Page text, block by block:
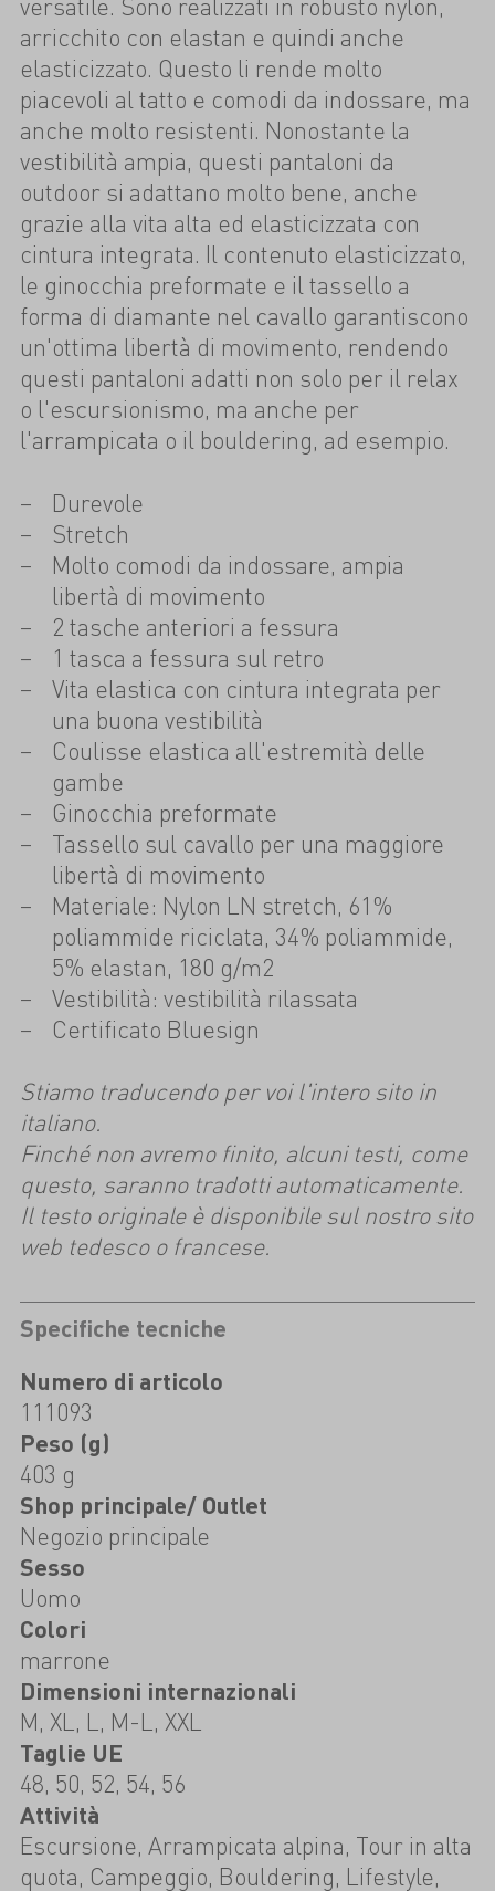
arricchito con elastan e quindi anche
elasticizzato. Questo li rende molto
piacevoli al tatto e comodi da indossare, ma
anche molto resistenti. Nonostante la
vestibilità ampia, questi pantaloni da
outdoor si adattano molto bene, anche
grazie alla vita alta ed elasticizzata con
cintura integrata. Il contenuto elasticizzato,
le ginocchia preformate e il tassello a
forma di diamante nel cavallo garantiscono
un'ottima libertà di movimento, rendendo
questi pantaloni adatti non solo per il relax
o l'escursionismo, ma anche per
l'arrampicata o il bouldering, ad esempio.
Durevole
Stretch
Molto comodi da indossare, ampia
libertà di movimento
2 tasche anteriori a fessura
1 tasca a fessura sul retro
Vita elastica con cintura integrata per
una buona vestibilità
Coulisse elastica all'estremità delle
gambe
Ginocchia preformate
Tassello sul cavallo per una maggiore
libertà di movimento
Materiale: Nylon LN stretch, 61%
poliammide riciclata, 34% poliammide,
5% elastan, 180 g/m2
Vestibilità: vestibilità rilassata
Certificato Bluesign
Stiamo traducendo per voi l'intero sito in
italiano.
Finché non avremo finito, alcuni testi, come
questo, saranno tradotti automaticamente.
Il testo originale è disponibile sul nostro sito
web tedesco o francese.
Specifiche tecniche
Numero di articolo
111093
Peso (g)
403 g
Shop principale/ Outlet
Negozio principale
Sesso
Uomo
Colori
marrone
Dimensioni internazionali
M, XL, L, M-L, XXL
Taglie UE
48, 50, 52, 54, 56
Attività
Escursione, Arrampicata alpina, Tour in alta
quota, Campeggio, Bouldering, Lifestyle,